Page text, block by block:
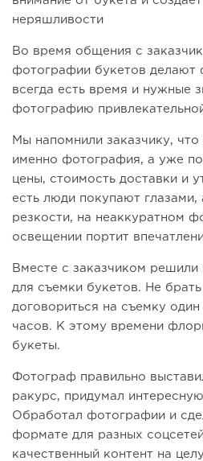
неряшливости
Во время общения с
фотографии букетов делают
всегда есть время и нужные
фотографию
Мы напомнили заказчику, что
именно фотография, а уже
цены, стоимость доставки и
есть люди покупают глазами,
резкости, на неаккуратном
освещении портит
Вместе с заказчиком решили
для съемки букетов. Не
договориться на съемку
часов. К этому времени
букеты.
Фотограф правильно
ракурс, придумал
Обработал фотографии и
формате для разных
качественный контент на